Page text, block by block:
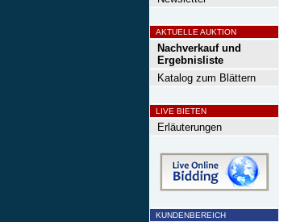
AKTUELLE AUKTION
Nachverkauf und
Ergebnisliste
Katalog zum Blättern
LIVE BIETEN
Erläuterungen
KUNDENBEREICH